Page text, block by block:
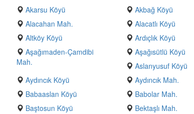
Akarsu Köyü
Akbağ Köyü
Alacahan Mah.
Alacatlı Köyü
Altköy Köyü
Ardıçlık Köyü
Aşağımaden-Çamdibi
Mah.
Aşağısütlü Köyü
Aslanyusuf Köyü
Aydıncık Köyü
Aydıncık Mah.
Babaaslan Köyü
Babolar Mah.
Baştosun Köyü
Bektaşlı Mah.